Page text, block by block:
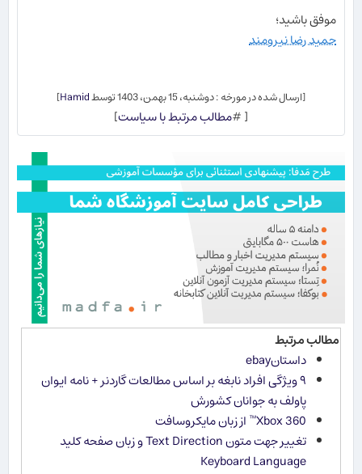
موفق باشید؛
حمید رضا نیرومند
[ارسال شده در مورخه : دوشنبه، 15 بهمن، 1403 توسط Hamid
]
[ #مطالب مرتبط با سیاست]
مطالب مرتبط
داستانebay
۹ ویژگی افراد نابغه بر اساس مطالعات گاردنر + نامه ایوان
پاولف به جوانان کشورش
Xbox 360™ از زبان مایكروسافت
تغییر جهت متون Text Direction و زبان صفحه کلید
Keyboard Language